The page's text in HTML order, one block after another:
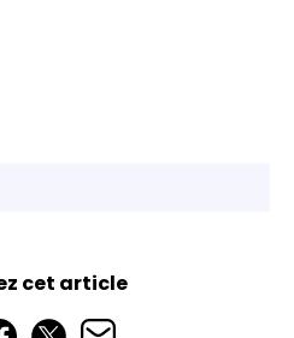
cet article